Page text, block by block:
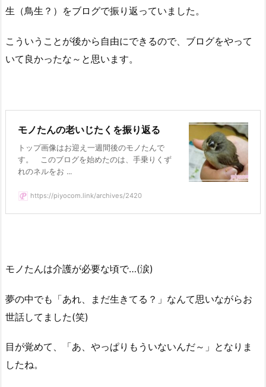
生（鳥生？）をブログで振り返っていました。
こういうことが後から自由にできるので、ブログをやって
いて良かったな～と思います。
モノたんの老いじたくを振り返る
トップ画像はお迎え一週間後のモノたんで
す。 このブログを始めたのは、手乗りくず
れのネルをお ...
https://piyocom.link/archives/2420
モノたんは介護が必要な頃で…(涙)
夢の中でも「あれ、まだ生きてる？」なんて思いながらお
世話してました(笑)
目が覚めて、「あ、やっぱりもういないんだ～」となりま
したね。